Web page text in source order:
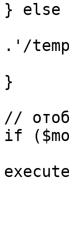
} else
.'/
}
//
if